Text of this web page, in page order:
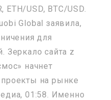
USD, BTC/USD.
Global заявила,
для
Зеркало сайта z
начнет
на рынке
01:58. Именно